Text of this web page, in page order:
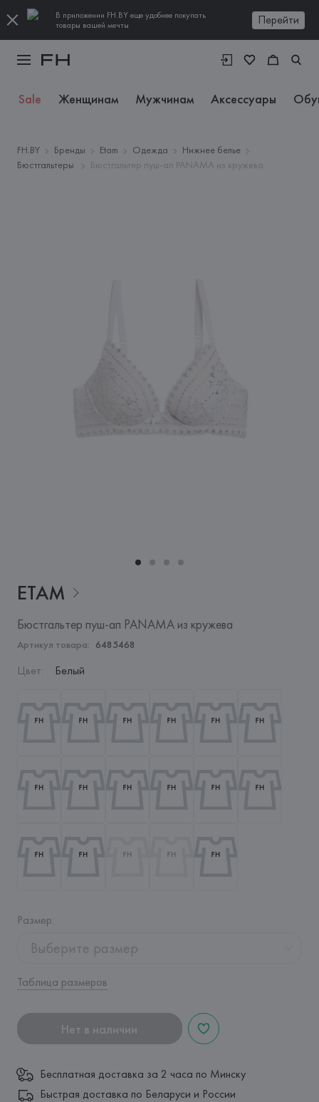
В приложении FH.BY еще удобнее покупать
товары вашей мечты
Перейти
Sale Женщинам Мужчинам Аксессуары
FH.BY Бренды Etam Одежда
Нижнее белье
Бюстгальтеры
Бюстгальтер пуш-ап PANAMA из кружева
ETAM
Бюстгальтер пуш-ап PANAMA из кружева
Артикул товара: 6485468
Цвет: Белый
Размер:
Выберите размер
Таблица размеров
Нет в наличии
Бесплатная доставка за 2 часа по Минску
Быстрая доставка по Беларуси и России